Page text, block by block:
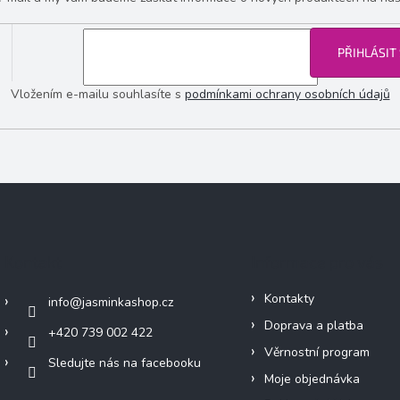
Vložením e-mailu souhlasíte s podmínkami ochrany osobních údajů
PŘIHLÁSIT
info@jasminkashop.cz
+420 739 002 422
Sledujte nás na facebooku
Kontakty
Doprava a platba
Věrnostní program
Moje objednávka